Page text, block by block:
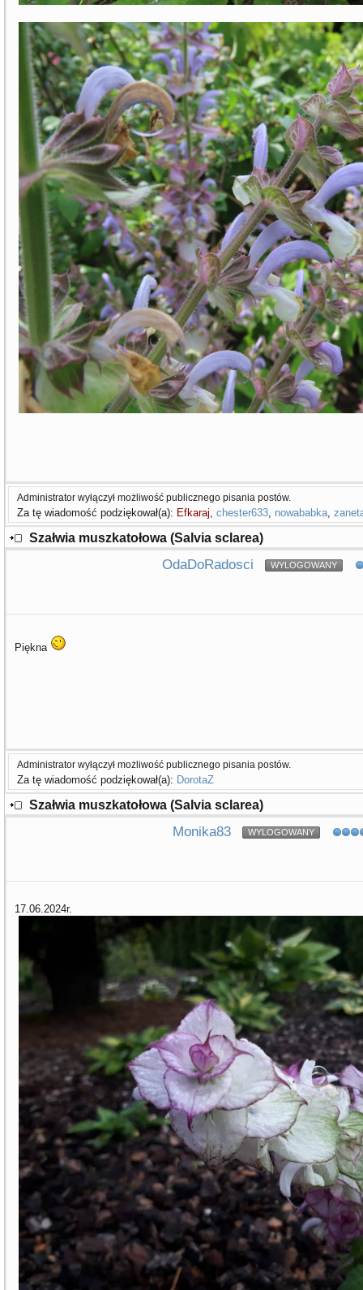
Administrator wyłączył możliwość publicznego pisania postów.
Za tę wiadomość podziękował(a): Efkaraj chester633 nowababka
Szałwia muszkatołowa (Salvia sclarea)
OdaDoRadosci WYLOGOWANY
Piękna
Administrator wyłączył możliwość publicznego pisania postów.
Za tę wiadomość podziękował(a): DorotaZ
Szałwia muszkatołowa (Salvia sclarea)
Monika83 WYLOGOWANY
17.06.2024r.